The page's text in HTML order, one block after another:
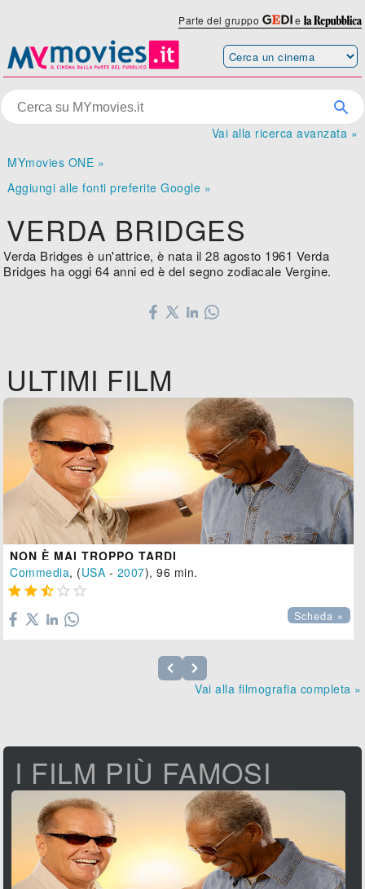
Parte del gruppo e
Vai alla ricerca avanzata »
MYmovies ONE »
Aggiungi alle fonti preferite Google »
VERDA BRIDGES
Verda Bridges è un'attrice, è nata il 28 agosto 1961 Verda
Bridges ha oggi 64 anni ed è del segno zodiacale Vergine.
ULTIMI FILM
NON È MAI TROPPO TARDI
Commedia, (USA - 2007), 96 min.
    
Scheda »
Vai alla filmografia completa »
I FILM PIÙ FAMOSI